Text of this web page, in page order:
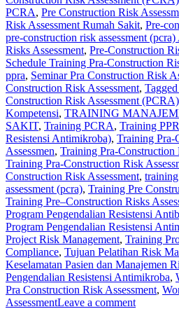
PCRA, Pre Construction Risk
Risk Assessment Rumah Sakit, Pre-
pre-construction risk assessment
Risks Assessment, Pre-Construction
Schedule Training Pra-Construction
ppra, Seminar Pra Construction Risk
Construction Risk Assessment,
Construction Risk Assessment (PCRA)
Kompetensi, TRAINING
SAKIT, Training PCRA, Training
Resistensi Antimikroba), Training Pra-
Assessmen, Training Pra-Construction
Training Pra-Construction Risk
Construction Risk Assessment,
assessment (pcra), Training Pre
Training Pre–Construction Risks
Program Pengendalian Resistensi
Program Pengendalian Resistensi
Project Risk Management, Training
Compliance, Tujuan Pelatihan Risk
Keselamatan Pasien dan Manajemen
Pengendalian Resistensi Antimikroba,
Pra Construction Risk Assessment,
AssessmentLeave a comment